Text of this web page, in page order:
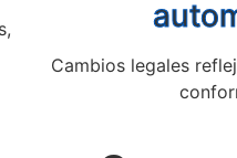
Cambios legales